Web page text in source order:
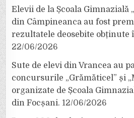
Elevii de la Școala Gimnazială
din Câmpineanca au fost
rezultatele deosebite obținute
22/06/2026
Sute de elevi din Vrancea au
concursurile „Grămăticel” și
organizate de Școala
din Focșani. 12/06/2026